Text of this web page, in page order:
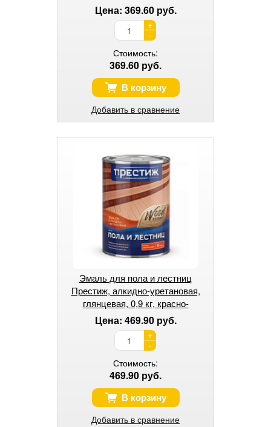
Цена: 369.60 руб.
+
-
Стоимость:
369.60 руб.
В корзину
Добавить в сравнение
Эмаль для пола и лестниц
Престиж, алкидно-уретановая,
глянцевая, 0,9 кг, красно-
коричневая
Цена: 469.90 руб.
+
-
Стоимость:
469.90 руб.
В корзину
Добавить в сравнение